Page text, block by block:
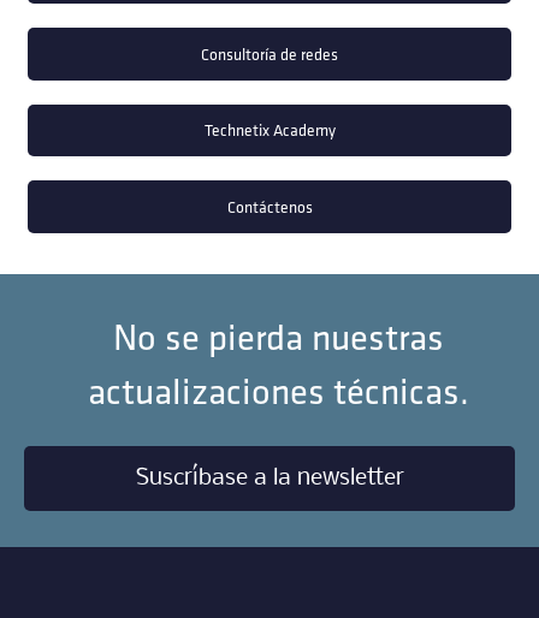
Consultoría de redes
Technetix Academy
Contáctenos
No se pierda nuestras
actualizaciones técnicas.
Suscríbase a la newsletter